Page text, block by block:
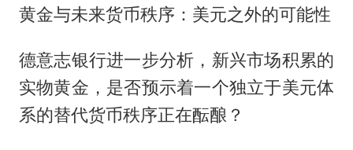
黄金与未来货币秩序：美元之外的可能性
德意志银行进一步分析，新兴市场积累的
实物黄金，是否预示着一个独立于美元体
系的替代货币秩序正在酝酿？